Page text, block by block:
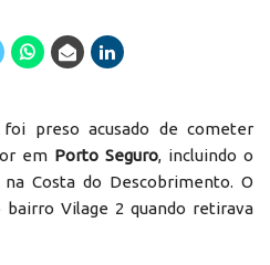
preso acusado de cometer
em Porto Seguro, incluindo o
Costa do Descobrimento. O
Vilage 2 quando retirava